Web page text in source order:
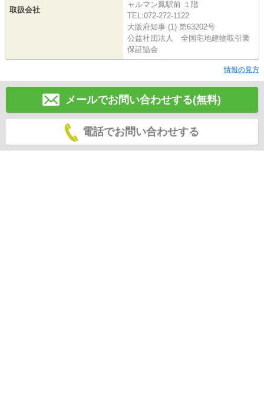
取扱会社
ャルマン鳳駅前 １階
TEL:072-272-1122
大阪府知事 (1) 第63202号
公益社団法人 全国宅地建物取引業
保証協会
情報の見方
メールでお問い合わせする(無料)
電話でお問い合わせする